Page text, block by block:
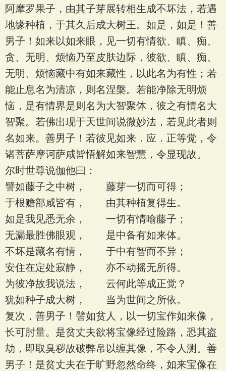
阿摩罗果子，由其子芽展转相生成不坏法，若遇
地缘种植，于其久后成大树王。如是，如是！善
男子！如来以如来眼，见一切有情欲、瞋、痴、
贪、无明、烦恼乃至皮肤边际，彼欲、瞋、痴、
无明、烦恼藏中有如来藏性，以此名为有性；若
能止息名为清凉，则名涅槃。若能净除无明烦
恼，是有情界是则名为大智聚体，彼之有情名大
智聚。若佛出现于天世间说微妙法，若见此者则
名如来。善男子！若彼见如来．应．正等觉，令
诸菩萨摩诃萨咸皆悟解如来智慧，令显现故。
尔时世尊说伽他曰：
譬如藤子之中树， 藤芽一切而可得；
于根赡部咸皆有， 由其种植复得生。
如是我见悉无余， 一切有情喻藤子；
无漏最胜佛眼观， 是中备有如来体。
不坏是藏名有情， 于中有智而不异；
安住在定处寂静， 亦不动摇无所得。
为彼净故我说法， 云何此等成正觉？
犹如种子成大树， 当为世间之所依。
复次，善男子！譬如贫人，以一切宝作如来像，
长可肘量。是贫丈夫欲将宝像经过险路，恐其盗
劫，即取臭秽故破弊帛以缠其像，不令人测。善
男子！是贫丈夫在于旷野忽然命终，如来宝像在